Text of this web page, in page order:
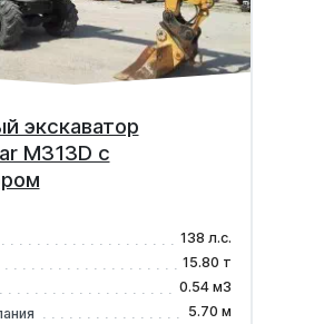
экскаватор
M313D с
138 л.с.
15.80 т
0.54 м3
5.70 м